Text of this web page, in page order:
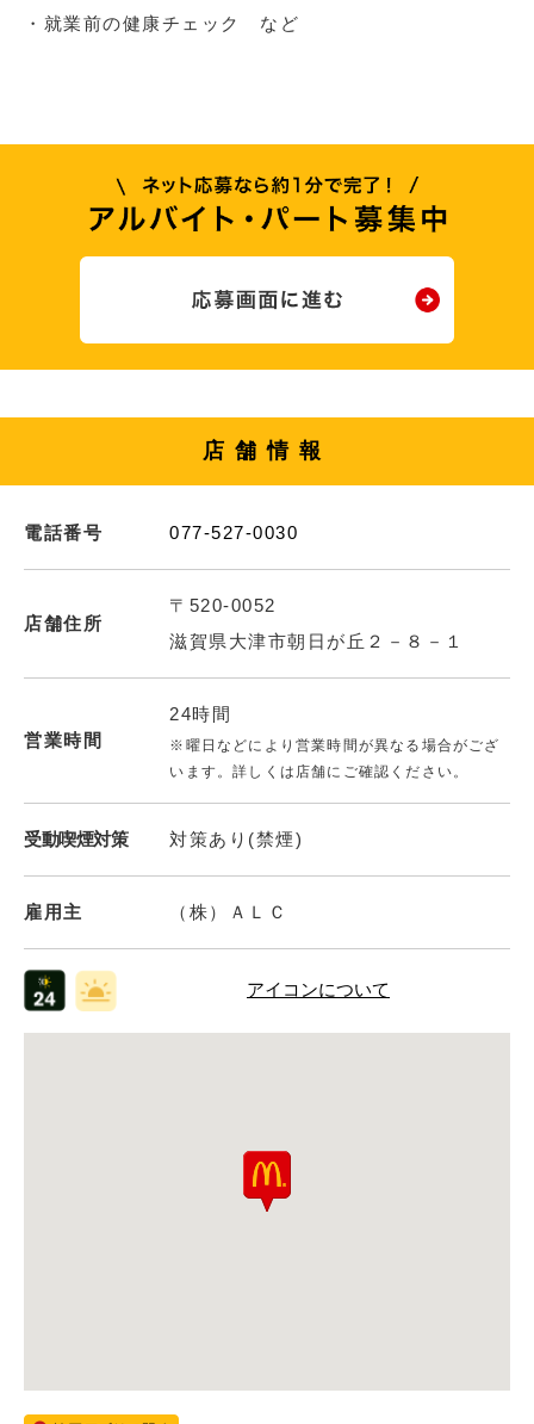
・就業前の健康チェック など
店舗情報
電話番号 077-527-0030
店舗住所
〒520-0052
滋賀県大津市朝日が丘２－８－１
営業時間
24時間
※曜日などにより営業時間が異なる場合がござ
います。詳しくは店舗にご確認ください。
受動喫煙対策 対策あり(禁煙)
雇用主 （株）ＡＬＣ
アイコンについて